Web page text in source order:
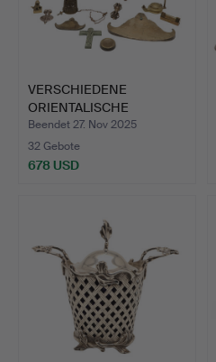
VERSCHIEDENE
ORIENTALISCHE
METALLWAREN.
Beendet 27. Nov 2025
32 Gebote
678 USD